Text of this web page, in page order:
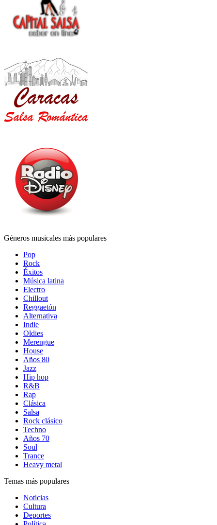
Géneros musicales más populares
Pop
Rock
Éxitos
Música latina
Electro
Chillout
Reggaetón
Alternativa
Indie
Oldies
Merengue
House
Años 80
Jazz
Hip hop
R&B
Rap
Clásica
Salsa
Rock clásico
Techno
Años 70
Soul
Trance
Heavy metal
Temas más populares
Noticias
Cultura
Deportes